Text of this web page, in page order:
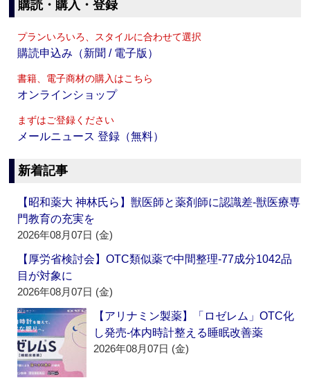
購読・購入・登録
プランいろいろ、スタイルに合わせて選択
購読申込み（新聞 / 電子版）
書籍、電子商材の購入はこちら
オンラインショップ
まずはご登録ください
メールニュース 登録（無料）
新着記事
【昭和薬大 神林氏ら】獣医師と薬剤師に認識差‐獣医療専
門教育の充実を
2026年08月07日 (金)
【厚労省検討会】OTC類似薬で中間整理‐77成分1042品
目が対象に
2026年08月07日 (金)
【アリナミン製薬】「ロゼレム」OTC化
し発売‐体内時計整える睡眠改善薬
2026年08月07日 (金)